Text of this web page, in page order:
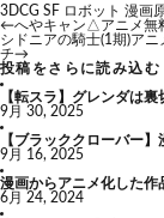
3DCG SF ロボット 漫画
←へやキャン△アニメ無
シドニアの騎士(1期)ア
チ→
投稿をさらに読み込む
【転スラ】グレンダは
9月 30, 2025
【ブラッククローバー
9月 16, 2025
漫画からアニメ化した作
6月 24, 2024